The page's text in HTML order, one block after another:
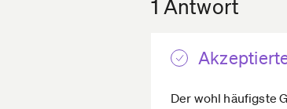
1 Antwort
Der wohl häufigste